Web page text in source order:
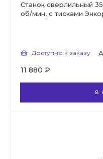
Станок сверлильный
об/мин, с тисками
Доступно к заказу
11 880 ₽
В